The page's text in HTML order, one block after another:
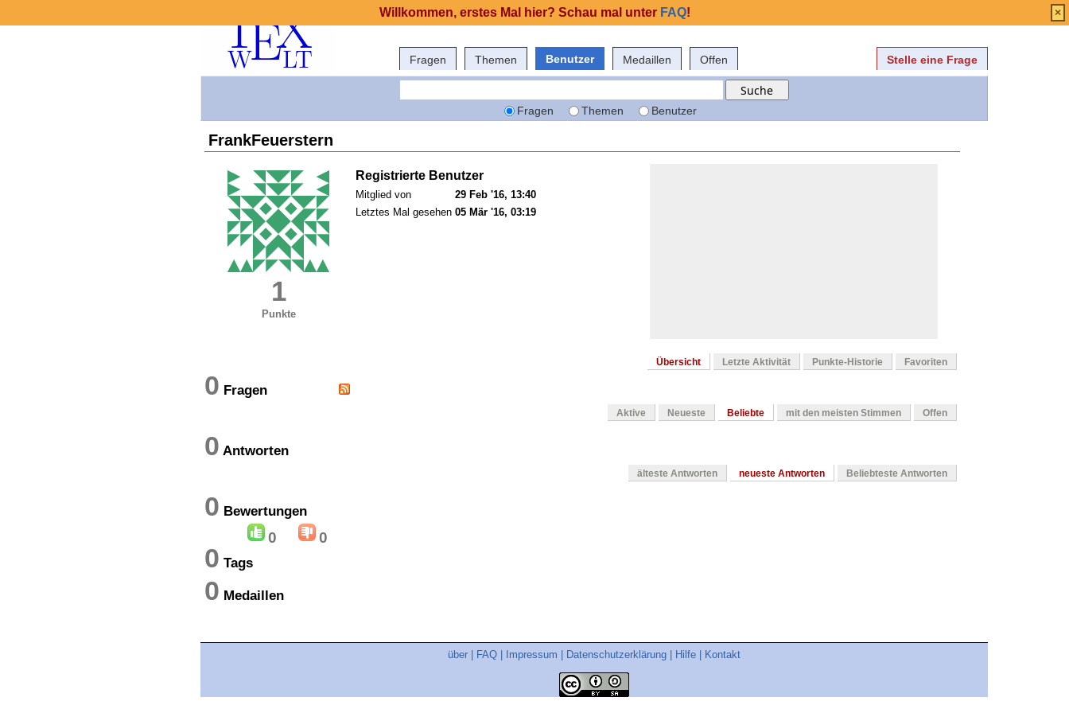
Fragen Themen Benutzer Medaillen Offen Stelle eine Frage
Fragen Themen Benutzer
FrankFeuerstern
1
Punkte
Registrierte Benutzer
Mitglied von
29 Feb '16, 13:40
Letztes Mal gesehen 05 Mär '16, 03:19
Übersicht Letzte Aktivität Punkte-Historie Favoriten
0 Fragen
Aktive Neueste Beliebte mit den meisten Stimmen Offen
0 Antworten
älteste Antworten neueste Antworten Beliebteste Antworten
0 Bewertungen
0 0
0 Tags
0 Medaillen
über FAQ Impressum Datenschutzerklärung Hilfe Kontakt
Willkommen, erstes Mal hier? Schau mal unter FAQ! ×